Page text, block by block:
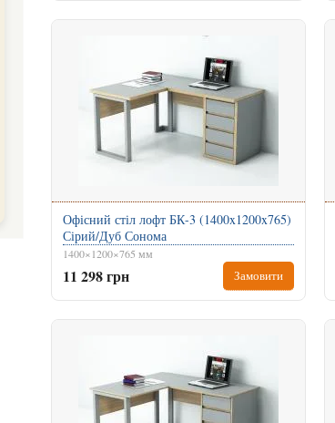
Офісний стіл лофт БК-3 (1400x1200x765)
Сірий/Дуб Сонома
1400×1200×765 мм
11 298 грн Замовити